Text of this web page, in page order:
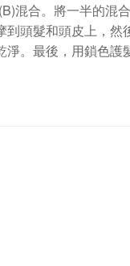
混合。將一半的混
到頭髮和頭皮上，
淨。最後，用鎖色護